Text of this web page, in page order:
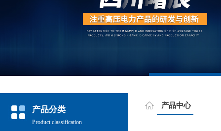
产品分类
Product classification
产品中心